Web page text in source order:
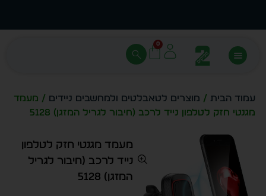
0
עמוד הבית / מוצרים לטאבלטים ולמחשבים ניידים / מעמד
מגנטי חזק לטלפון נייד לרכב (חיבור לגריל המזגן) 5128
מעמד מגנטי חזק לטלפון
נייד לרכב (חיבור לגריל
המזגן) 5128